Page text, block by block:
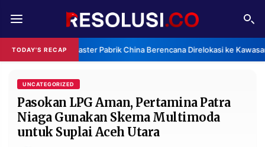
TODAY'S RECAP Klaster Pabrik China Berencana Direlokasi ke
REDAKSI TENTANG
RESOLUSI IKLAN
RUBRIKASI
EDITORIAL AKSARA
UNCATEGORIZED
Pasokan LPG Aman, Pertamina Patra
Niaga Gunakan Skema Multimoda
untuk Suplai Aceh Utara